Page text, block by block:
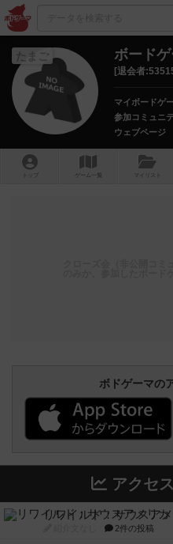
たまご ボード
[退会者
マイボードゲ
参加コミュニ
ウェブページ
トップ ゲーム一覧 マイリスト
ボドゲーマの
アクセ
リワイルド：サウスア
2件の投稿